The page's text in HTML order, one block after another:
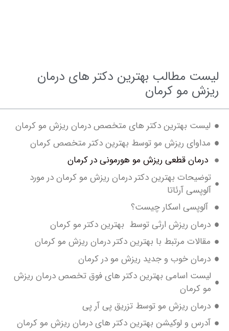
مطالب بهترین دکتر های درمان
مو کرمان
بهترین دکتر های متخصص درمان ریزش مو کرمان
ریزش مو توسط بهترین دکتر متخصص کرمان
قطعی ریزش مو هورمونی در کرمان
بهترین دکتر درمان ریزش مو کرمان در مورد
آرئاتا
اسکار چیست؟
ریزش ارثی توسط بهترین دکتر مو کرمان
مرتبط با بهترین دکتر درمان ریزش مو کرمان
خوب و جدید ریزش مو در کرمان
اسامی بهترین دکتر های فوق تخصص درمان ریزش
ریزش مو توسط تزریق پی آر پی
و لوکیشن بهترین دکتر های درمان ریزش مو کرمان